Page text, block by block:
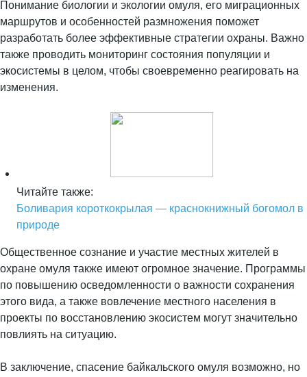
Понимание биологии и экологии омуля, его миграционных
маршрутов и особенностей размножения поможет
разработать более эффективные стратегии охраны. Важно
также проводить мониторинг состояния популяции и
экосистемы в целом, чтобы своевременно реагировать на
изменения.
Читайте также:
Боливария короткокрылая — краснокнижный богомол в
природе
Общественное сознание и участие местных жителей в
охране омуля также имеют огромное значение. Программы
по повышению осведомленности о важности сохранения
этого вида, а также вовлечение местного населения в
проекты по восстановлению экосистем могут значительно
повлиять на ситуацию.
В заключение, спасение байкальского омуля возможно, но